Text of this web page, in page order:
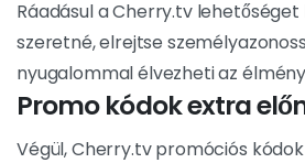
Ráadásul a Cherry.tv
szeretné, elrejtse
nyugalommal élvezheti az
Promo kódok extra
Végül, Cherry.tv promóciós